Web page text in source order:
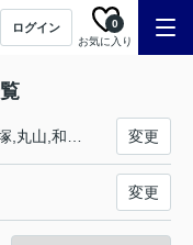
ログイン
お気に入り
0
変更
変更